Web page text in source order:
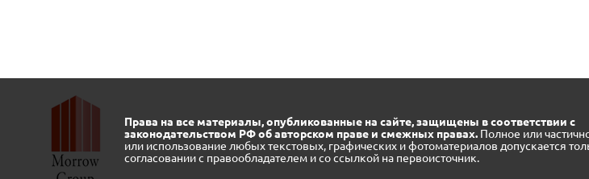
Права на все материалы, опубликованные на сайте, защищены в соответствии с
законодательством РФ об авторском праве и смежных правах. Полное или
или использование любых текстовых, графических и фотоматериалов допускается
согласовании с правообладателем и со ссылкой на первоисточник.